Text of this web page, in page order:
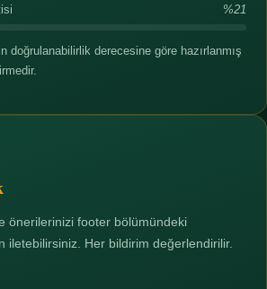
%21
doğrulanabilirlik derecesine göre hazırlanmış
önerilerinizi footer bölümündeki
iletebilirsiniz. Her bildirim değerlendirilir.